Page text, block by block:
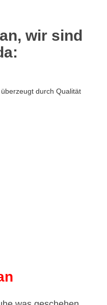
wir sind
durch Qualität